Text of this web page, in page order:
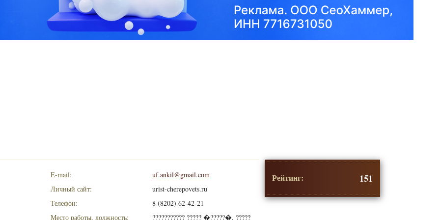
E-mail:
uf.ankil@gmail.com
Личный сайт:
urist-cherepovets.ru
Телефон:
8 (8202) 62-42-21
Место работы, должность:
??????????? ????? �?????�, ?????
Рейтинг: 151